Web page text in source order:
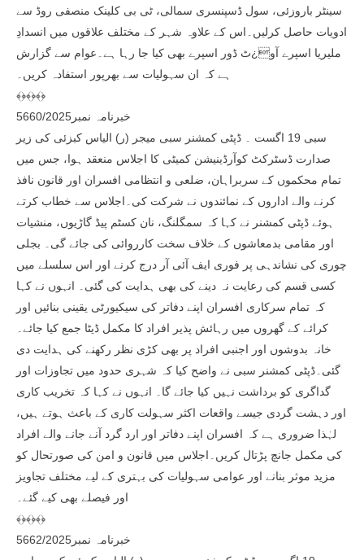
سینٹر باروزئی، سول ڈسپنسری سمالی، ٹی بی کلینک منصفی روڈ سے
ادویات حاصل کرلیں۔اس کے علاوہ شہر کے مختلف علاقوں میں انسدادِ
ملیریا اسپرے آو¿ٹ ڈور اسپرے بھی کیا جا رہا ہے۔عوام سے گزارش
ہے کہ ان سہولیات سے بھرپور استفادہ کریں۔
﴾﴿﴾﴿﴾﴿
خبرنامہ نمبر5660/2025
سبی 19 اگست ۔ ڈپٹی کمشنر سبی میجر (ر) الیاس کبزئی کی زیر
صدارت ڈسٹرکٹ کوآرڈینیشن کمیٹی کا اجلاس منعقد ہوا، جس میں
تمام محکموں کے سربراہان، ضلعی و انتظامی افسران اور قانون نافذ
کرنے والے اداروں کے نمائندوں نے شرکت کی۔اجلاس سے خطاب کرتے
ہوئے ڈپٹی کمشنر نے کہا کہ سمگلنگ، نان کسٹم پیڈ گاڑیوں، منشیات
اور مقامی بدمعاشوں کے خلاف سخت کارروائی کی جائے گی۔ بجلی
چوری کی نشاندہی پر فوری ایف آئی آر درج کرنے اور اس سلسلے میں
کسی قسم کی رعایت نہ دینے کی بھی ہدایت کی گئی۔ انہوں نے کہا
کہ تمام سرکاری افسران اپنے دفاتر کی سیکیورٹی یقینی بنائیں اور
کرائے کے گھروں میں رہائش پذیر افراد کا مکمل ڈیٹا جمع کیا جائے۔
خانہ بدوشوں اور اجنبی افراد پر بھی کڑی نظر رکھنے کی ہدایت دی
گئی۔ڈپٹی کمشنر سبی نے واضح کیا کہ شہری حدود میں تجاوزات اور
گداگری کو برداشت نہیں کیا جائے گا۔ انہوں نے کہا کہ تخریب کاری
اور دہشت گردی جیسے واقعات اکثر سہولت کاری کے باعث ہوتے ہیں،
لہٰذا ضروری ہے کہ افسران اپنے دفاتر اور ارد گرد آنے جانے والے افراد
کی مکمل جانچ پڑتال کریں۔اجلاس میں قانون و امن کی صورتحال کو
مزید موثر بنانے اور عوامی سہولیات کی بہتری کے لیے مختلف تجاویز
اور فیصلے بھی کیے گئے۔
﴾﴿﴾﴿﴾﴿
خبرنامہ نمبر5662/2025